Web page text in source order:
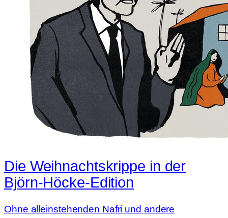
Die Weihnachtskrippe in der
Björn-Höcke-Edition
Ohne alleinstehenden Nafri und andere